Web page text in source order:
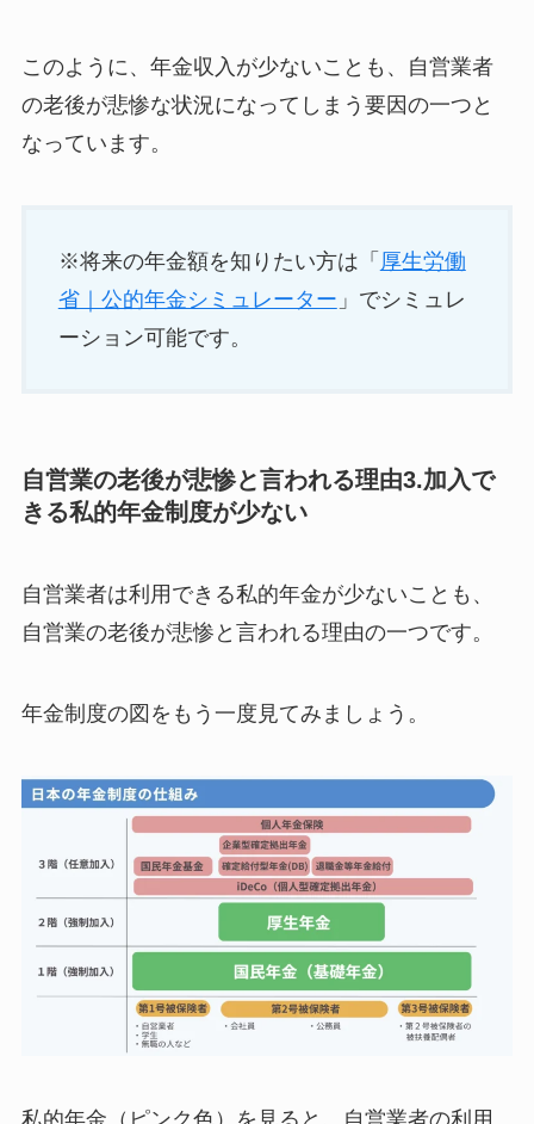
このように、年金収入が少ないことも、自営業者
の老後が悲惨な状況になってしまう要因の一つと
なっています。
※将来の年金額を知りたい方は「 厚生労働
省｜公的年金シミュレーター 」でシミュレ
ーション可能です。
自営業の老後が悲惨と言われる理由3.加入で
きる私的年金制度が少ない
自営業者は利用できる私的年金が少ないことも、
自営業の老後が悲惨と言われる理由の一つです。
年金制度の図をもう一度見てみましょう。
私的年金（ピンク色）を見ると、自営業者の利用